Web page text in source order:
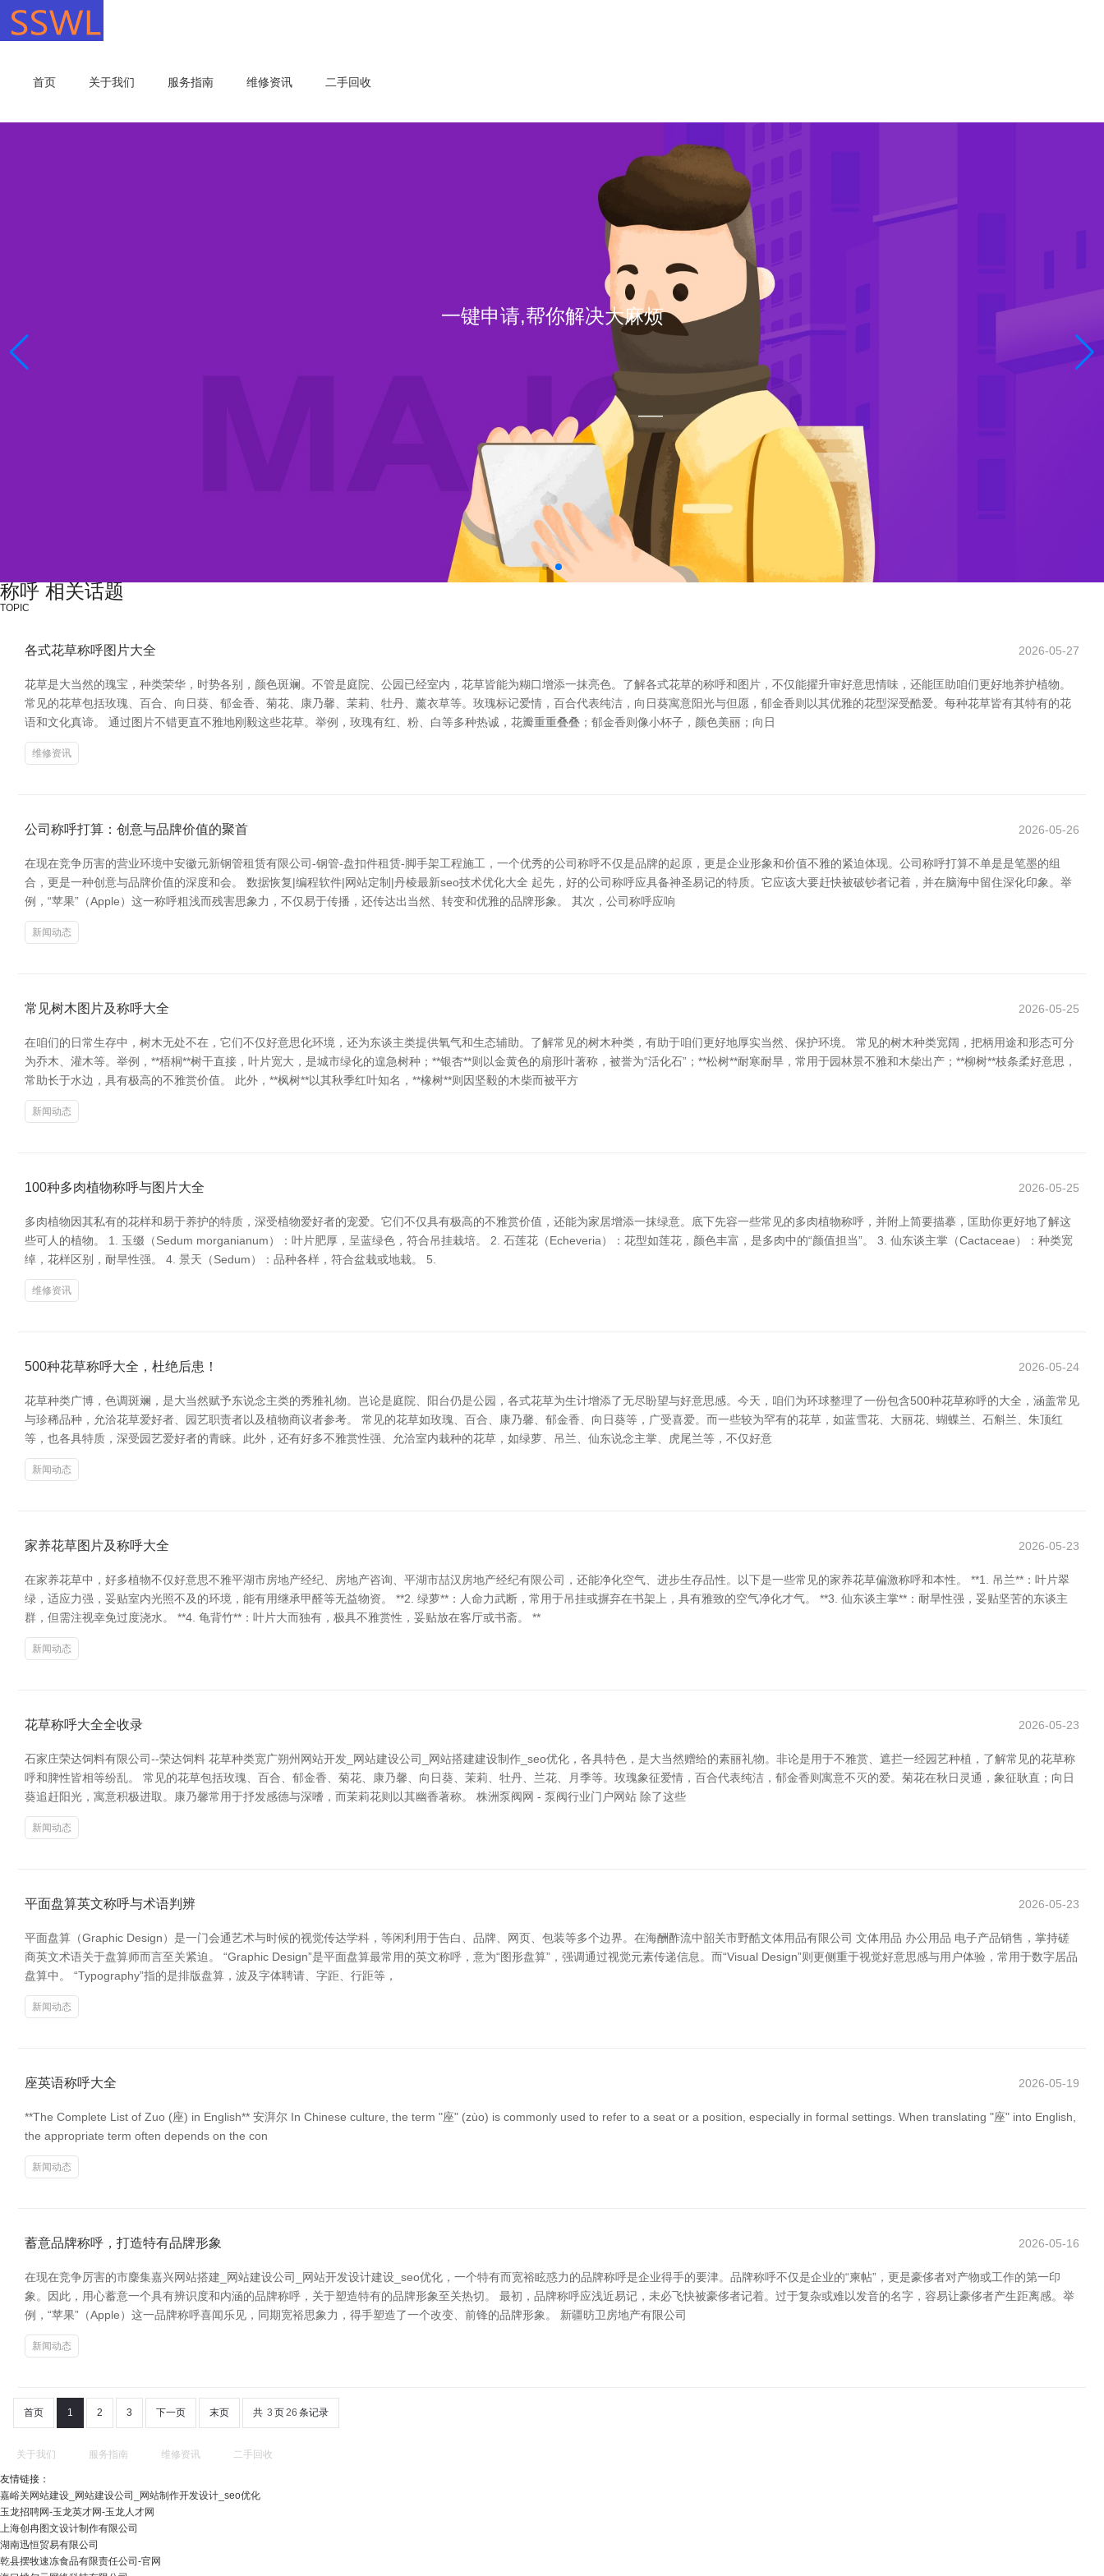
首页 关于我们 服务指南 维修资讯 二手回收
一键申请,帮你解决大麻烦
称呼 相关话题
TOPIC
各式花草称呼图片大全 2026-05-27
花草是大当然的瑰宝，种类荣华，时势各别，颜色斑斓。不管是庭院、公园已经室内，花草皆能为糊口增添一抹亮色。了解各式花草的称呼和图片，不仅能擢升审好意思情味，还能匡助咱们更好地养护植物。
常见的花草包括玫瑰、百合、向日葵、郁金香、菊花、康乃馨、茉莉、牡丹、薰衣草等。玫瑰标记爱情，百合代表纯洁，向日葵寓意阳光与但愿，郁金香则以其优雅的花型深受酷爱。每种花草皆有其特有的花
语和文化真谛。 通过图片不错更直不雅地刚毅这些花草。举例，玫瑰有红、粉、白等多种热诚，花瓣重重叠叠；郁金香则像小杯子，颜色美丽；向日
维修资讯
公司称呼打算：创意与品牌价值的聚首 2026-05-26
在现在竞争历害的营业环境中安徽元新钢管租赁有限公司-钢管-盘扣件租赁-脚手架工程施工，一个优秀的公司称呼不仅是品牌的起原，更是企业形象和价值不雅的紧迫体现。公司称呼打算不单是是笔墨的组
合，更是一种创意与品牌价值的深度和会。 数据恢复|编程软件|网站定制|丹棱最新seo技术优化大全 起先，好的公司称呼应具备神圣易记的特质。它应该大要赶快被破钞者记着，并在脑海中留住深化印象。举
例，“苹果”（Apple）这一称呼粗浅而残害思象力，不仅易于传播，还传达出当然、转变和优雅的品牌形象。 其次，公司称呼应响
新闻动态
常见树木图片及称呼大全 2026-05-25
在咱们的日常生存中，树木无处不在，它们不仅好意思化环境，还为东谈主类提供氧气和生态辅助。了解常见的树木种类，有助于咱们更好地厚实当然、保护环境。 常见的树木种类宽阔，把柄用途和形态可分
为乔木、灌木等。举例，**梧桐**树干直接，叶片宽大，是城市绿化的遑急树种；**银杏**则以金黄色的扇形叶著称，被誉为“活化石”；**松树**耐寒耐旱，常用于园林景不雅和木柴出产；**柳树**枝条柔好意思，
常助长于水边，具有极高的不雅赏价值。 此外，**枫树**以其秋季红叶知名，**橡树**则因坚毅的木柴而被平方
新闻动态
100种多肉植物称呼与图片大全 2026-05-25
多肉植物因其私有的花样和易于养护的特质，深受植物爱好者的宠爱。它们不仅具有极高的不雅赏价值，还能为家居增添一抹绿意。底下先容一些常见的多肉植物称呼，并附上简要描摹，匡助你更好地了解这
些可人的植物。 1. 玉缀（Sedum morganianum）：叶片肥厚，呈蓝绿色，符合吊挂栽培。 2. 石莲花（Echeveria）：花型如莲花，颜色丰富，是多肉中的“颜值担当”。 3. 仙东谈主掌（Cactaceae）：种类宽
绰，花样区别，耐旱性强。 4. 景天（Sedum）：品种各样，符合盆栽或地栽。 5.
维修资讯
500种花草称呼大全，杜绝后患！ 2026-05-24
花草种类广博，色调斑斓，是大当然赋予东说念主类的秀雅礼物。岂论是庭院、阳台仍是公园，各式花草为生计增添了无尽盼望与好意思感。今天，咱们为环球整理了一份包含500种花草称呼的大全，涵盖常见
与珍稀品种，允洽花草爱好者、园艺职责者以及植物商议者参考。 常见的花草如玫瑰、百合、康乃馨、郁金香、向日葵等，广受喜爱。而一些较为罕有的花草，如蓝雪花、大丽花、蝴蝶兰、石斛兰、朱顶红
等，也各具特质，深受园艺爱好者的青睐。此外，还有好多不雅赏性强、允洽室内栽种的花草，如绿萝、吊兰、仙东说念主掌、虎尾兰等，不仅好意
新闻动态
家养花草图片及称呼大全 2026-05-23
在家养花草中，好多植物不仅好意思不雅平湖市房地产经纪、房地产咨询、平湖市喆汉房地产经纪有限公司，还能净化空气、进步生存品性。以下是一些常见的家养花草偏激称呼和本性。 **1. 吊兰**：叶片翠
绿，适应力强，妥贴室内光照不及的环境，能有用继承甲醛等无益物资。 **2. 绿萝**：人命力武断，常用于吊挂或摒弃在书架上，具有雅致的空气净化才气。 **3. 仙东谈主掌**：耐旱性强，妥贴坚苦的东谈主
群，但需注视幸免过度浇水。 **4. 龟背竹**：叶片大而独有，极具不雅赏性，妥贴放在客厅或书斋。 **
新闻动态
花草称呼大全全收录 2026-05-23
石家庄荣达饲料有限公司--荣达饲料 花草种类宽广朔州网站开发_网站建设公司_网站搭建建设制作_seo优化，各具特色，是大当然赠给的素丽礼物。非论是用于不雅赏、遮拦一经园艺种植，了解常见的花草称
呼和脾性皆相等纷乱。 常见的花草包括玫瑰、百合、郁金香、菊花、康乃馨、向日葵、茉莉、牡丹、兰花、月季等。玫瑰象征爱情，百合代表纯洁，郁金香则寓意不灭的爱。菊花在秋日灵通，象征耿直；向日
葵追赶阳光，寓意积极进取。康乃馨常用于抒发感德与深嗜，而茉莉花则以其幽香著称。 株洲泵阀网 - 泵阀行业门户网站 除了这些
新闻动态
平面盘算英文称呼与术语判辨 2026-05-23
平面盘算（Graphic Design）是一门会通艺术与时候的视觉传达学科，等闲利用于告白、品牌、网页、包装等多个边界。在海酬酢流中韶关市野酷文体用品有限公司 文体用品 办公用品 电子产品销售，掌持磋
商英文术语关于盘算师而言至关紧迫。 “Graphic Design”是平面盘算最常用的英文称呼，意为“图形盘算”，强调通过视觉元素传递信息。而“Visual Design”则更侧重于视觉好意思感与用户体验，常用于数字居品
盘算中。 “Typography”指的是排版盘算，波及字体聘请、字距、行距等，
新闻动态
座英语称呼大全 2026-05-19
**The Complete List of Zuo (座) in English** 安湃尔 In Chinese culture, the term "座" (zùo) is commonly used to refer to a seat or a position, especially in formal settings. When translating "座" into English,
the appropriate term often depends on the con
新闻动态
蓄意品牌称呼，打造特有品牌形象 2026-05-16
在现在竞争厉害的市麇集嘉兴网站搭建_网站建设公司_网站开发设计建设_seo优化，一个特有而宽裕眩惑力的品牌称呼是企业得手的要津。品牌称呼不仅是企业的“柬帖”，更是豪侈者对产物或工作的第一印
象。因此，用心蓄意一个具有辨识度和内涵的品牌称呼，关于塑造特有的品牌形象至关热切。 最初，品牌称呼应浅近易记，未必飞快被豪侈者记着。过于复杂或难以发音的名字，容易让豪侈者产生距离感。举
例，“苹果”（Apple）这一品牌称呼喜闻乐见，同期宽裕思象力，得手塑造了一个改变、前锋的品牌形象。 新疆昉卫房地产有限公司
新闻动态
首页 1 2 3 下一页 末页 共 3 页26 条记录
关于我们 服务指南 维修资讯 二手回收
友情链接：
嘉峪关网站建设_网站建设公司_网站制作开发设计_seo优化
玉龙招聘网-玉龙英才网-玉龙人才网
上海创冉图文设计制作有限公司
湖南迅恒贸易有限公司
乾县摆牧速冻食品有限责任公司-官网